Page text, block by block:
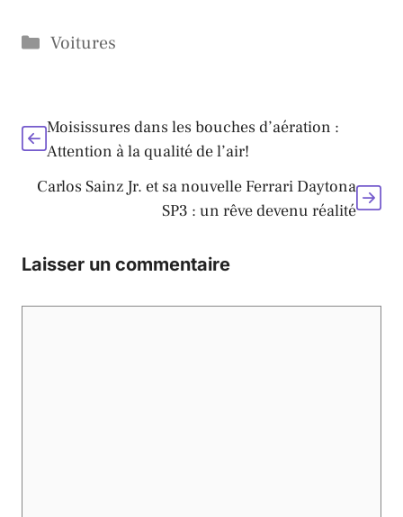
Catégories
Voitures
Moisissures dans les bouches d’aération :
Attention à la qualité de l’air!
Carlos Sainz Jr. et sa nouvelle Ferrari Daytona
SP3 : un rêve devenu réalité
Laisser un commentaire